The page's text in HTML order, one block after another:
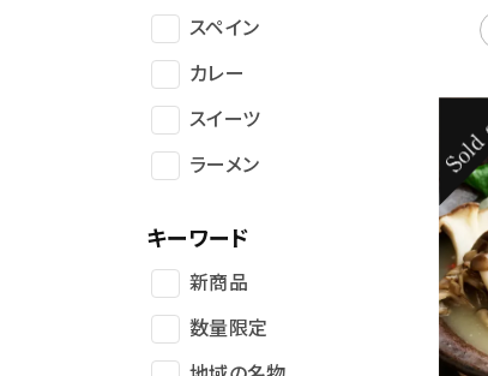
スペイン
カレー
スイーツ
ラーメン
キーワード
新商品
数量限定